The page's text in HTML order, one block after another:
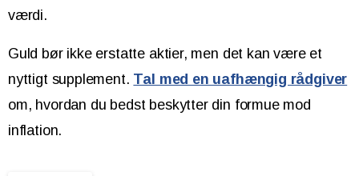
værdi.
Guld bør ikke erstatte aktier, men det kan være et
nyttigt supplement. Tal med en uafhængig rådgiver
om, hvordan du bedst beskytter din formue mod
inflation.